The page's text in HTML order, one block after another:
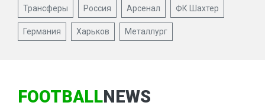
Трансферы Россия Арсенал ФК Шахтер
Германия Харьков Металлург
FOOTBALLNEWS